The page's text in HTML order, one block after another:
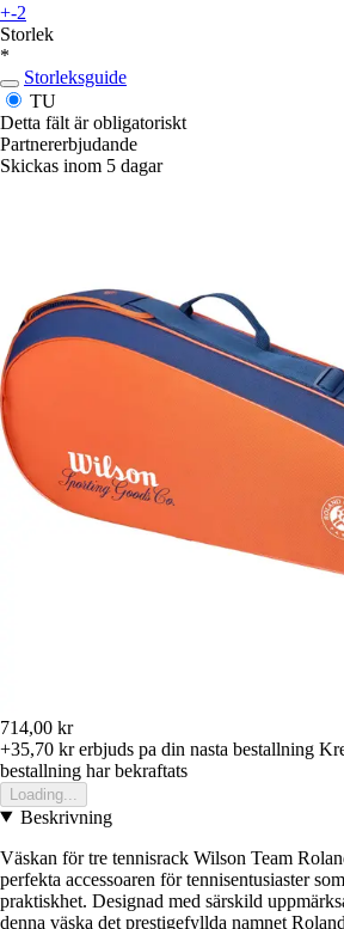
+-2
Storlek
*
Storleksguide
TU
Detta fält är obligatoriskt
Partnererbjudande
Skickas inom 5 dagar
714,00 kr
+35,70 krerbjuds pa din nasta bestallning
bestallning har bekraftats
Loading...
Beskrivning
Väskan för tre tennisrack Wilson Team
perfekta accessoaren för tennisentusiaster
praktiskhet. Designad med särskild
denna väska det prestigefyllda namnet